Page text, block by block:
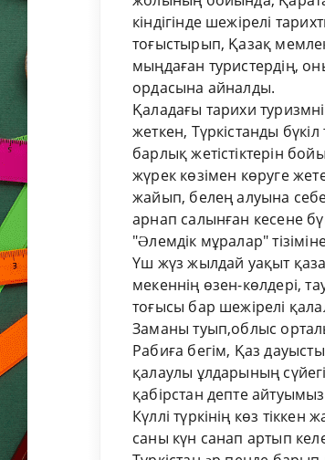
кіндігінде шежірелі
тоғыстырып, Қазақ
мыңдаған туристердің,
ордасына айналды.
Қаладағы тарихи
жеткен, Түркістанды
барлық жетістіктерін
жүрек көзімен көруге
жайып, белең алуына
арнап салынған кесене
"Əлемдік мұралар"
Үш жүз жылдай уақыт
мекеннің өзен-көлдері,
тоғысы бар шежірелі
Заманы туып,облыс
Рабиға бегім, Қаз
қалаулы ұлдарының
қабірстан депте
Күллі түркінің көз
саны күн санап артып